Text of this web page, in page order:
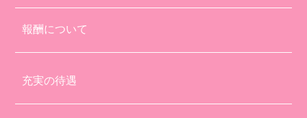
報酬について
充実の待遇